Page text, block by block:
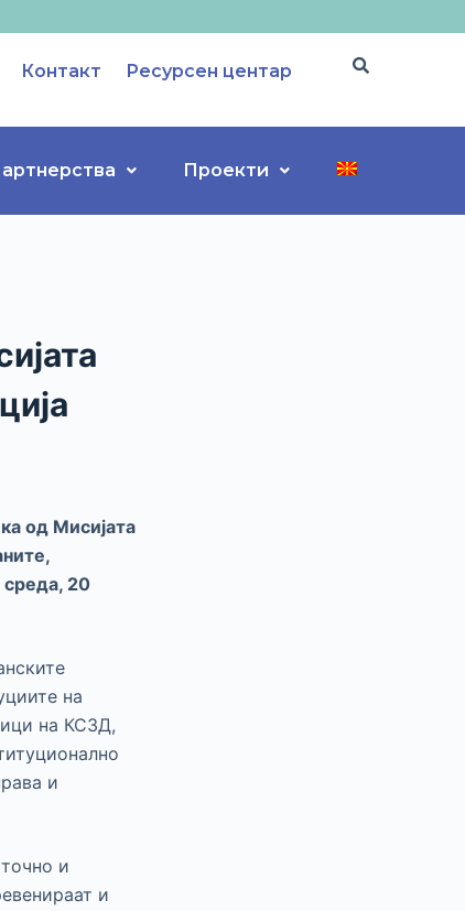
Контакт Ресурсен центар
Проекти
од Мисијата
среда, 20
на
на КСЗД,
и
и
и